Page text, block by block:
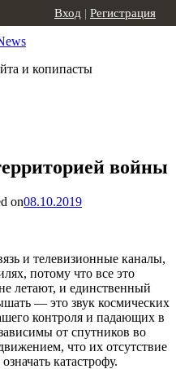
и копипасты
Вход | Регистрация
войны
on08.10.2019
и телевизионные каналы,
потому что все это
летают, и единственный
— это звук космических
контроля и падающих в
от спутников во
что их отсутствие
катастрофу.